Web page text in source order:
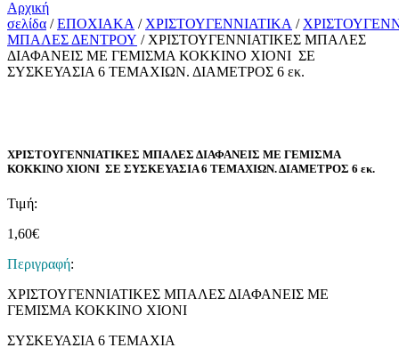
Αρχική
σελίδα /ΕΠΟΧΙΑΚΑ / ΧΡΙΣΤΟΥΓΕΝΝΙΑΤΙΚΑ /
ΜΠΑΛΕΣ ΔΕΝΤΡΟΥ / ΧΡΙΣΤΟΥΓΕΝΝΙΑΤΙΚΕΣ ΜΠΑΛΕΣ
ΔΙΑΦΑΝΕΙΣ ΜΕ ΓΕΜΙΣΜΑ ΚΟΚΚΙΝΟ ΧΙΟΝΙ ΣΕ
ΣΥΣΚΕΥΑΣΙΑ 6 ΤΕΜΑΧΙΩΝ. ΔΙΑΜΕΤΡΟΣ 6 εκ.
ΧΡΙΣΤΟΥΓΕΝΝΙΑΤΙΚΕΣ ΜΠΑΛΕΣ ΔΙΑΦΑΝΕΙΣ ΜΕ ΓΕΜΙΣΜΑ
ΚΟΚΚΙΝΟ ΧΙΟΝΙ ΣΕ ΣΥΣΚΕΥΑΣΙΑ 6 ΤΕΜΑΧΙΩΝ. ΔΙΑΜΕΤΡΟΣ 6 εκ.
Τιμή:
1,60€
Περιγραφή:
ΧΡΙΣΤΟΥΓΕΝΝΙΑΤΙΚΕΣ ΜΠΑΛΕΣ ΔΙΑΦΑΝΕΙΣ ΜΕ
ΓΕΜΙΣΜΑ ΚΟΚΚΙΝΟ ΧΙΟΝΙ
ΣΥΣΚΕΥΑΣΙΑ 6 ΤΕΜΑΧΙΑ